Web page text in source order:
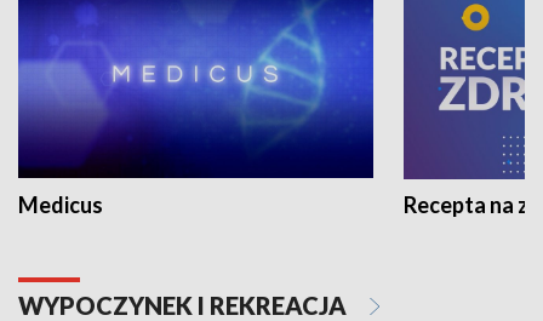
Medicus Recepta na
WYPOCZYNEK I REKREACJA